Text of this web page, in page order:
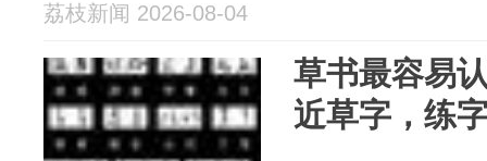
荔枝新闻 2026-08-04
草书最容易
近草字，练